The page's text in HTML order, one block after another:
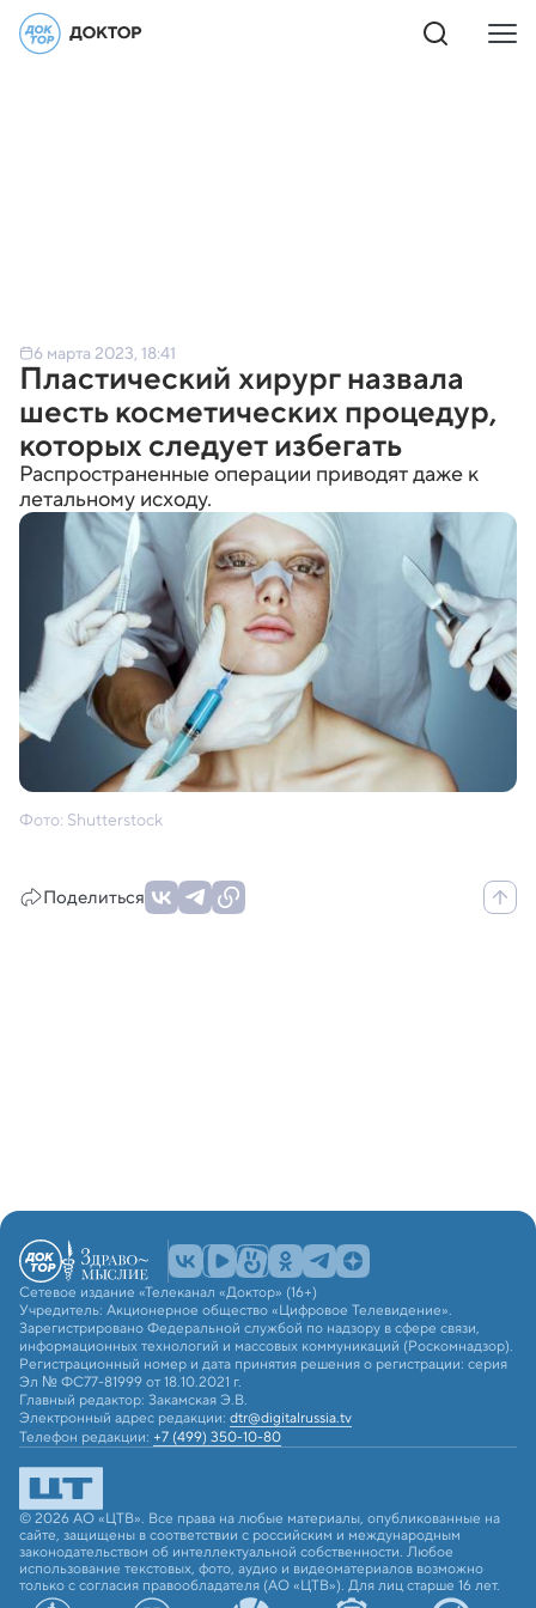
6 марта 2023, 18:41
Пластический хирург назвала
шесть косметических процедур,
которых следует избегать
Распространенные операции приводят даже к
летальному исходу.
Фото: Shutterstock
Поделиться
Сетевое издание «Телеканал «Доктор» (16+)
Учредитель: Акционерное общество «Цифровое Телевидение».
Зарегистрировано Федеральной службой по надзору в сфере связи,
информационных технологий и массовых коммуникаций (Роскомнадзор).
Регистрационный номер и дата принятия решения о регистрации: серия
Эл № ФС77-81999 от 18.10.2021 г.
Главный редактор: Закамская Э.В.
Электронный адрес редакции: dtr@digitalrussia.tv
Телефон редакции: +7 (499) 350-10-80
© 2026 АО «ЦТВ». Все права на любые материалы, опубликованные на
сайте, защищены в соответствии с российским и международным
законодательством об интеллектуальной собственности. Любое
использование текстовых, фото, аудио и видеоматериалов возможно
только с согласия правообладателя (АО «ЦТВ»). Для лиц старше 16 лет.